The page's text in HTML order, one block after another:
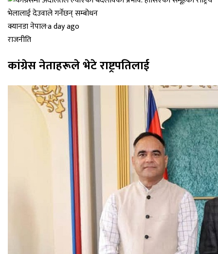
क्यानडा नेपाल·a day ago
राजनीति
कांग्रेस नेताहरूले भेटे राष्ट्रपतिलाई